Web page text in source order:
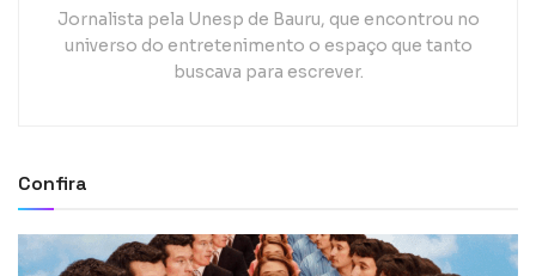
Jornalista pela Unesp de Bauru, que encontrou no
universo do entretenimento o espaço que tanto
buscava para escrever.
Confira